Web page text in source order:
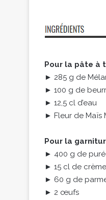
Pour la pâte à
► 285 g de
► 100 g de
► 12,5 cl d’eau
► Fleur de Maïs
Pour la
► 400 g de
► 15 cl de
► 60 g de
► 2 œufs